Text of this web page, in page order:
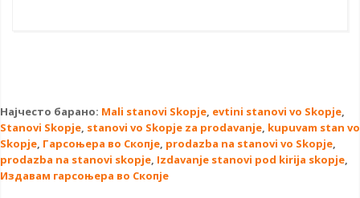
Најчесто барано: Mali stanovi Skopje, evtini stanovi vo Skopje,
Stanovi Skopje, stanovi vo Skopje za prodavanje, kupuvam stan vo
Skopje, Гарсоњера во Скопје, prodazba na stanovi vo Skopje,
prodazba na stanovi skopje, Izdavanje stanovi pod kirija skopje,
Издавам гарсоњера во Скопје